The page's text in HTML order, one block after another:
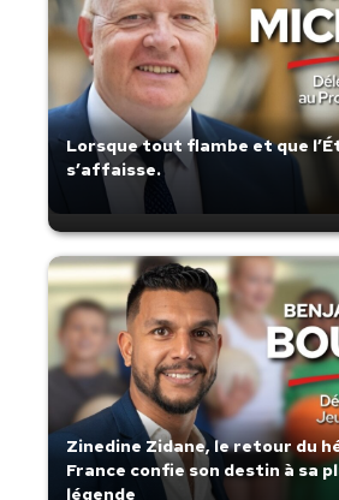
Lorsque tout flambe et que
s’affaisse.
Zinedine Zidane, le retour du
France confie son destin à sa
légende